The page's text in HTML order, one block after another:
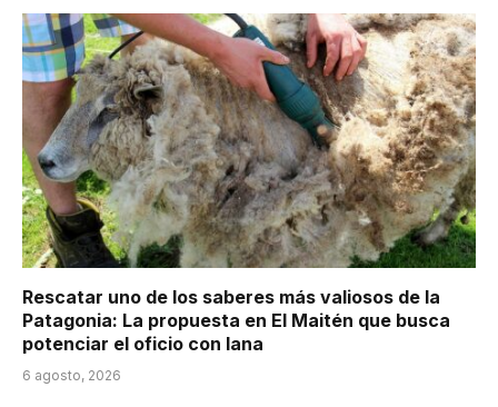
Rescatar uno de los saberes más valiosos de la
Patagonia: La propuesta en El Maitén que busca
potenciar el oficio con lana
6 agosto, 2026